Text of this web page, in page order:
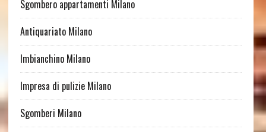
Sgombero appartamenti Milano
Antiquariato Milano
Imbianchino Milano
Impresa di pulizie Milano
Sgomberi Milano